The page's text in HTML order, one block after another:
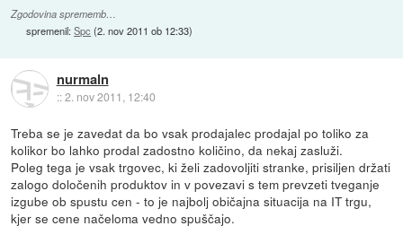
Zgodovina sprememb…
spremenil:Spc (2. nov 2011 ob 12:33)
nurmaln
::2. nov 2011, 12:40
Treba se je zavedat da bo vsak prodajalec prodajal po toliko za
kolikor bo lahko prodal zadostno količino, da nekaj zasluži.
Poleg tega je vsak trgovec, ki želi zadovoljiti stranke, prisiljen držati
zalogo določenih produktov in v povezavi s tem prevzeti tveganje
izgube ob spustu cen - to je najbolj običajna situacija na IT trgu,
kjer se cene načeloma vedno spuščajo.